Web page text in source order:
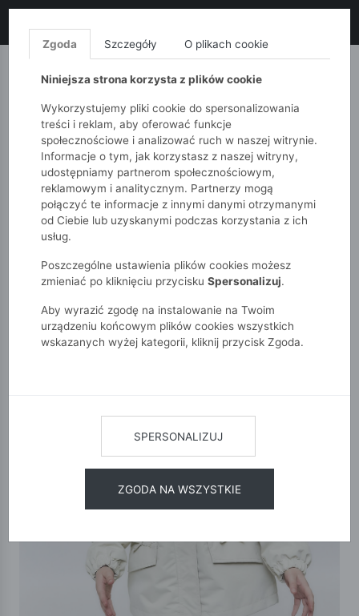
MONNARI QUIOSQUE
51015kids
Dziewczynki 2-7 lat
Kurtka 3w1 dla dziewczynki
Zgoda Szczegóły O plikach cookie
Niniejsza strona korzysta z plików cookie
Wykorzystujemy pliki cookie do spersonalizowania
treści i reklam, aby oferować funkcje
społecznościowe i analizować ruch w naszej witrynie.
Informacje o tym, jak korzystasz z naszej witryny,
udostępniamy partnerom społecznościowym,
reklamowym i analitycznym. Partnerzy mogą
połączyć te informacje z innymi danymi otrzymanymi
od Ciebie lub uzyskanymi podczas korzystania z ich
usług.
Poszczególne ustawienia plików cookies możesz
zmieniać po kliknięciu przycisku Spersonalizuj.
Aby wyrazić zgodę na instalowanie na Twoim
urządzeniu końcowym plików cookies wszystkich
wskazanych wyżej kategorii, kliknij przycisk Zgoda.
SPERSONALIZUJ
ZGODA NA WSZYSTKIE